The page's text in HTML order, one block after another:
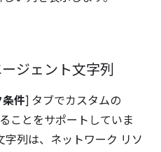
ジェント文字列
条件] タブでカスタムの
ことをサポートしていま
字列は、ネットワーク リソ